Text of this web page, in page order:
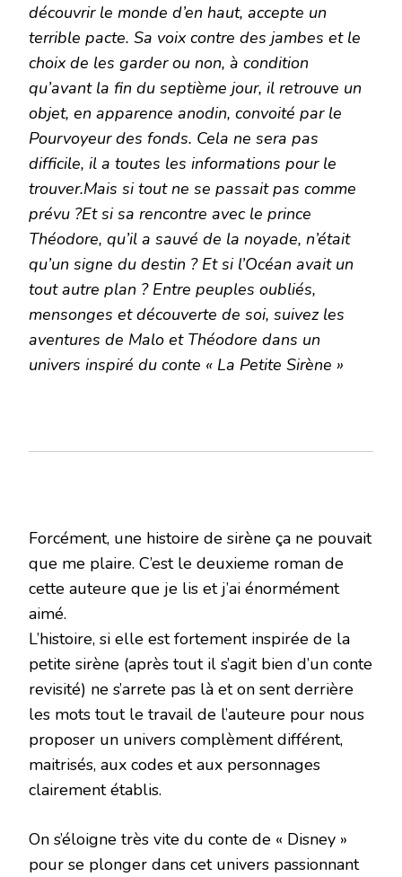
découvrir le monde d’en haut, accepte un
terrible pacte. Sa voix contre des jambes et le
choix de les garder ou non, à condition
qu’avant la fin du septième jour, il retrouve un
objet, en apparence anodin, convoité par le
Pourvoyeur des fonds. Cela ne sera pas
difficile, il a toutes les informations pour le
trouver.Mais si tout ne se passait pas comme
prévu ?Et si sa rencontre avec le prince
Théodore, qu’il a sauvé de la noyade, n’était
qu’un signe du destin ? Et si l’Océan avait un
tout autre plan ? Entre peuples oubliés,
mensonges et découverte de soi, suivez les
aventures de Malo et Théodore dans un
univers inspiré du conte « La Petite Sirène »
Forcément, une histoire de sirène ça ne pouvait
que me plaire. C’est le deuxieme roman de
cette auteure que je lis et j’ai énormément
aimé.
L’histoire, si elle est fortement inspirée de la
petite sirène (après tout il s’agit bien d’un conte
revisité) ne s’arrete pas là et on sent derrière
les mots tout le travail de l’auteure pour nous
proposer un univers complèment différent,
maitrisés, aux codes et aux personnages
clairement établis.
On s’éloigne très vite du conte de « Disney »
pour se plonger dans cet univers passionnant